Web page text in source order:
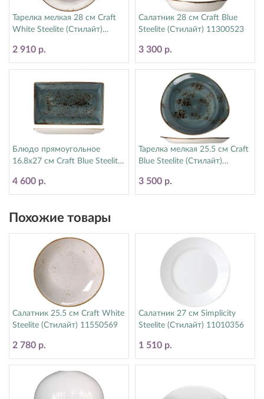
Тарелка мелкая 28 см Craft
White Steelite (Стилайт)
2 910 р.
Салатник 28 см Craft Blue
Steelite (Стилайт) 11300523
3 300 р.
Блюдо прямоугольное
16.8х27 см Craft Blue Steelite
4 600 р.
Тарелка мелкая 25.5 см Craft
Blue Steelite (Стилайт)
3 500 р.
Похожие товары
Салатник 25.5 см Craft White
Steelite (Стилайт) 11550569
2 780 р.
Салатник 27 см Simplicity
Steelite (Стилайт) 11010356
1 510 р.